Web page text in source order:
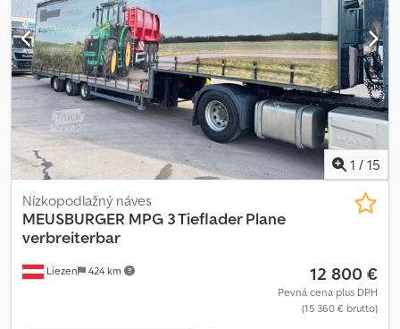
stav, rok výroby 03/2020, najazdené 761 000 km. Dksdpfx Abezl
Aivjfer
1 / 15
Liezen 424 km
Nízkopodlažný náves
MEUSBURGER MPG 3 Tieflader Plane
verbreiterbar
12 800 €
Pevná cena plus DPH
(15 360 € brutto)